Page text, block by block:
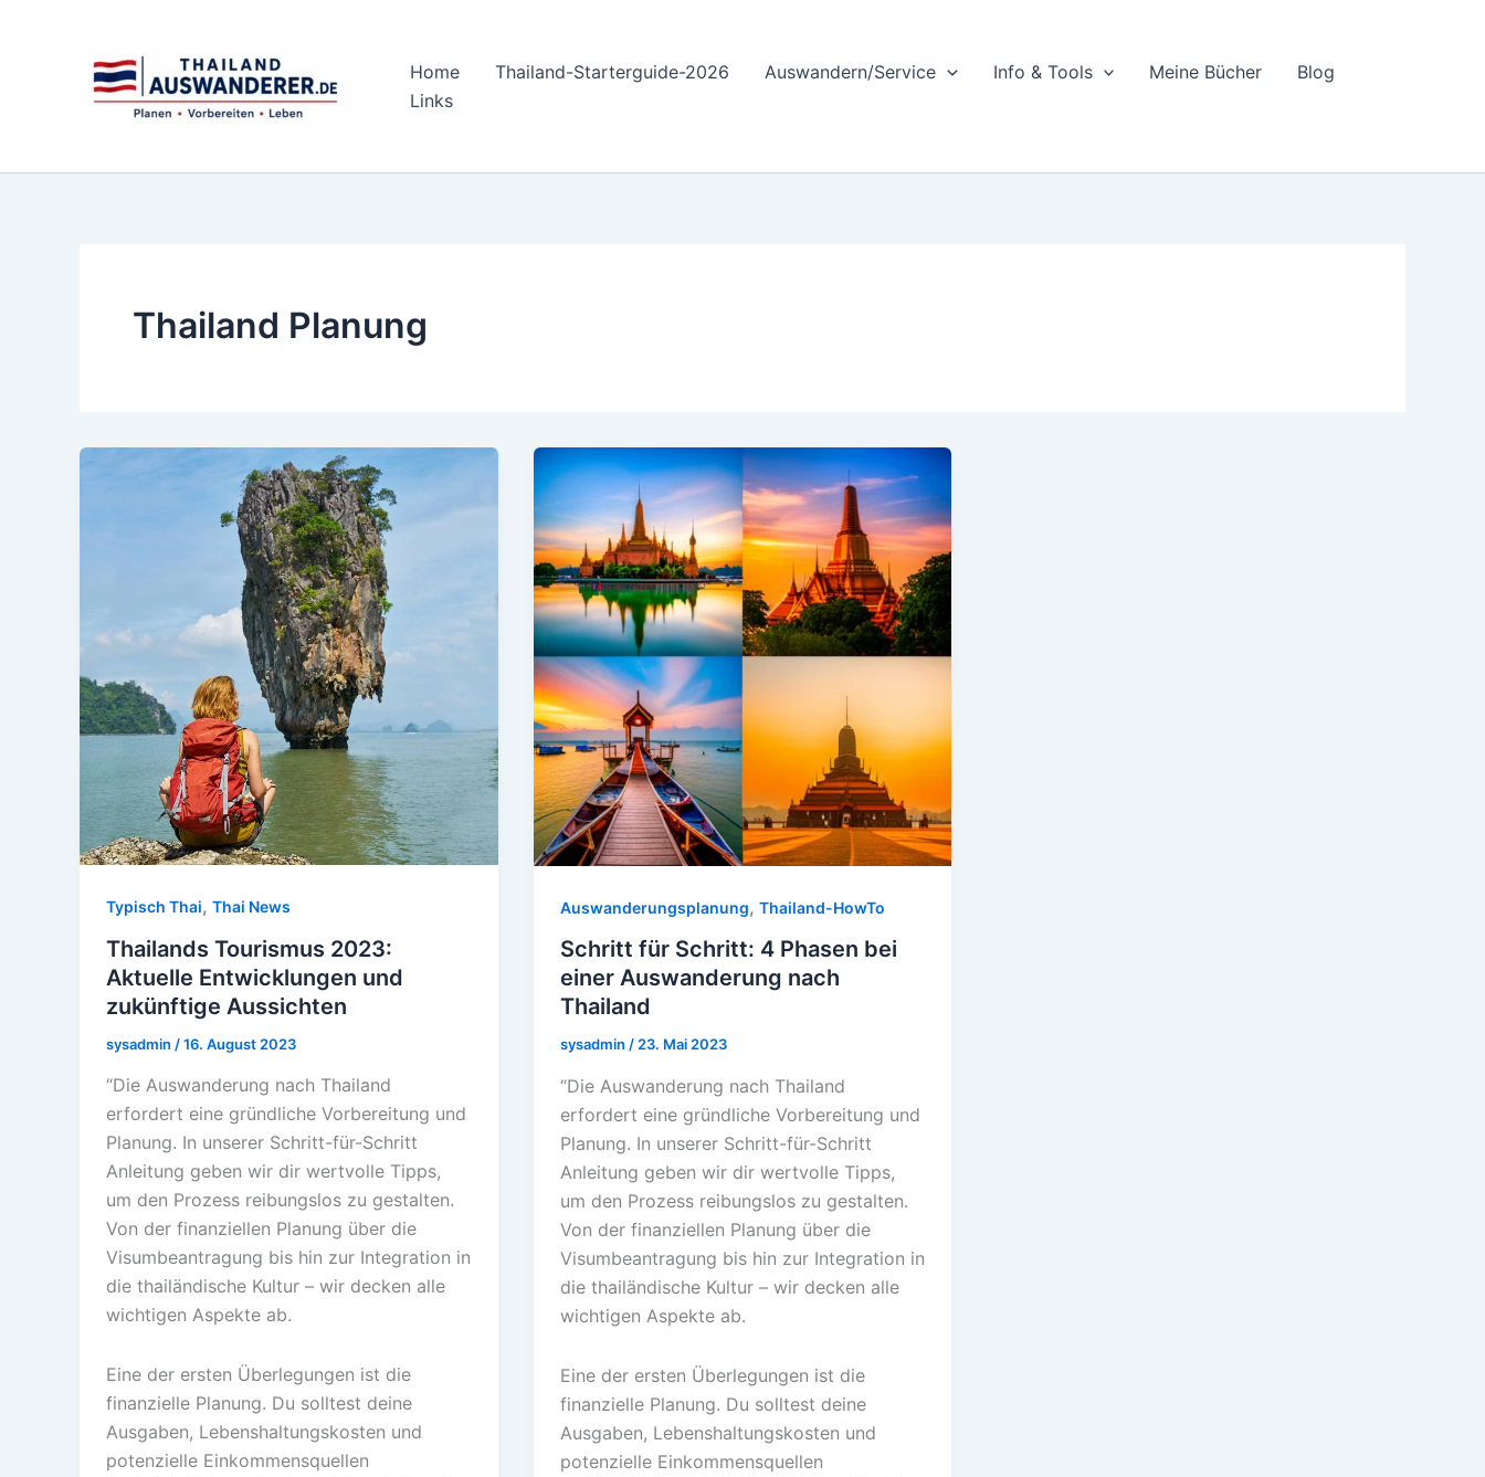
Home Thailand-Starterguide-2026 Auswandern/Service Info & Tools Meine Bücher
Blog
Links
Thailand Planung
Typisch Thai, Thai News
Thailands Tourismus 2023:
Aktuelle Entwicklungen und
zukünftige Aussichten
sysadmin /16. August 2023
“Die Auswanderung nach Thailand
erfordert eine gründliche Vorbereitung und
Planung. In unserer Schritt-für-Schritt
Anleitung geben wir dir wertvolle Tipps,
um den Prozess reibungslos zu gestalten.
Von der finanziellen Planung über die
Visumbeantragung bis hin zur Integration in
die thailändische Kultur – wir decken alle
wichtigen Aspekte ab.
Eine der ersten Überlegungen ist die
finanzielle Planung. Du solltest deine
Ausgaben, Lebenshaltungskosten und
potenzielle Einkommensquellen
Auswanderungsplanung, Thailand-HowTo
Schritt für Schritt: 4 Phasen bei
einer Auswanderung nach
Thailand
sysadmin /23. Mai 2023
“Die Auswanderung nach Thailand
erfordert eine gründliche Vorbereitung und
Planung. In unserer Schritt-für-Schritt
Anleitung geben wir dir wertvolle Tipps,
um den Prozess reibungslos zu gestalten.
Von der finanziellen Planung über die
Visumbeantragung bis hin zur Integration in
die thailändische Kultur – wir decken alle
wichtigen Aspekte ab.
Eine der ersten Überlegungen ist die
finanzielle Planung. Du solltest deine
Ausgaben, Lebenshaltungskosten und
potenzielle Einkommensquellen